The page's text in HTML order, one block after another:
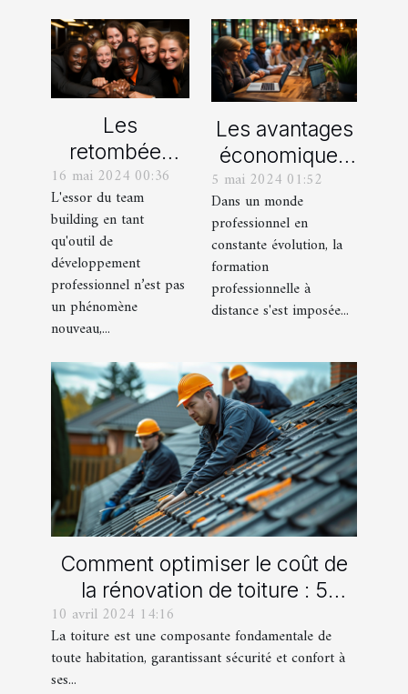
rurales
marocaines
Les
retombées
économiques
des activités
de team
building pour
les
entreprises
locales
16 mai 2024 00:36
L'essor du team
building en tant
qu'outil de
développement
professionnel n’est pas
un phénomène
nouveau,...
Les avantages
économiques
de la formation
professionnelle
à distance
pour les
entreprises
5 mai 2024 01:52
Dans un monde
professionnel en
constante évolution, la
formation
professionnelle à
distance s'est imposée...
Comment optimiser le coût de
la rénovation de toiture : 5
stratégies efficaces
10 avril 2024 14:16
La toiture est une composante fondamentale de
toute habitation, garantissant sécurité et confort à
ses...